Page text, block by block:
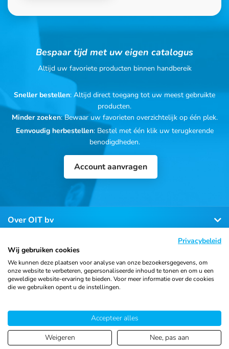
Bespaar tijd met uw eigen catalogus
Altijd uw favoriete producten binnen handbereik
Sneller bestellen: Altijd direct toegang tot uw meest gebruikte
producten.
Minder zoeken: Bewaar uw favorieten overzichtelijk op één plek.
Eenvoudig herbestellen: Bestel met één klik uw terugkerende
benodigdheden.
Account aanvragen
Over OIT bv
Klantenservice
Contact
& Trading B.V.
Algemene voorwaarden
verklaring
Cookiebeleid Sitemap
Privacybeleid
Wij gebruiken cookies
We kunnen deze plaatsen voor analyse van onze bezoekersgegevens, om
onze website te verbeteren, gepersonaliseerde inhoud te tonen en om u een
geweldige website-ervaring te bieden. Voor meer informatie over de cookies
die we gebruiken opent u de instellingen.
Accepteer alles
Weigeren
Nee, pas aan